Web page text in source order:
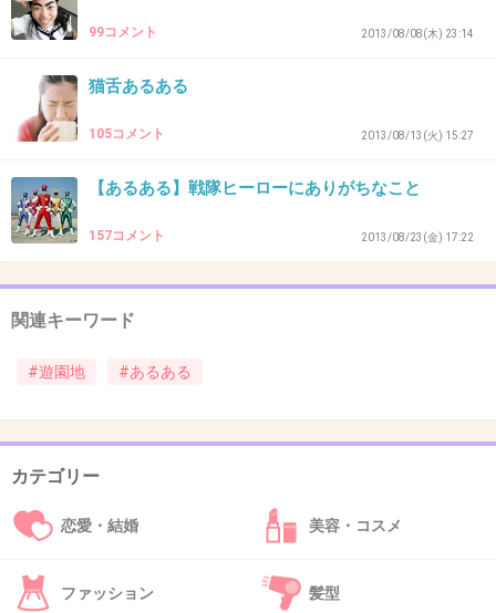
40. 匿名2013/11/26(火) 21:57:45
ジェットコースターで手を繋いだまま、ずっと
万歳してるカップル！
お前らはプロレスのタッグマッチの勝者か、と
いつも思う。
+29 -7
41. 匿名2013/11/26(火) 21:57:46
待ち時間たいくつ！
+45
99コメント 2013/08/08(木) 23:14
猫舌あるある
105コメント 2013/08/13(火) 15:27
【あるある】戦隊ヒーローにありがちなこと
157コメント 2013/08/23(金) 17:22
関連キーワード
#遊園地 #あるある
カテゴリー
恋愛・結婚 美容・コスメ
ファッション 髪型